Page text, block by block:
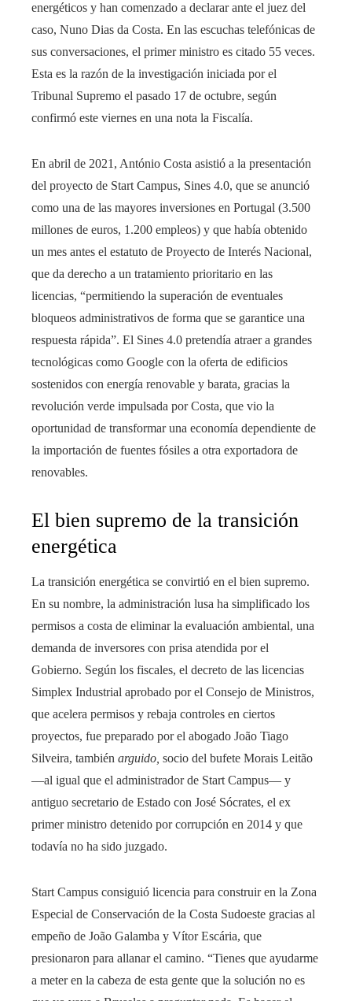
energéticos y han comenzado a declarar ante el juez del
caso, Nuno Dias da Costa. En las escuchas telefónicas de
sus conversaciones, el primer ministro es citado 55 veces.
Esta es la razón de la investigación iniciada por el
Tribunal Supremo el pasado 17 de octubre, según
confirmó este viernes en una nota la Fiscalía.
En abril de 2021, António Costa asistió a la presentación
del proyecto de Start Campus, Sines 4.0, que se anunció
como una de las mayores inversiones en Portugal (3.500
millones de euros, 1.200 empleos) y que había obtenido
un mes antes el estatuto de Proyecto de Interés Nacional,
que da derecho a un tratamiento prioritario en las
licencias, “permitiendo la superación de eventuales
bloqueos administrativos de forma que se garantice una
respuesta rápida”. El Sines 4.0 pretendía atraer a grandes
tecnológicas como Google con la oferta de edificios
sostenidos con energía renovable y barata, gracias la
revolución verde impulsada por Costa, que vio la
oportunidad de transformar una economía dependiente de
la importación de fuentes fósiles a otra exportadora de
renovables.
El bien supremo de la transición
energética
La transición energética se convirtió en el bien supremo.
En su nombre, la administración lusa ha simplificado los
permisos a costa de eliminar la evaluación ambiental, una
demanda de inversores con prisa atendida por el
Gobierno. Según los fiscales, el decreto de las licencias
Simplex Industrial aprobado por el Consejo de Ministros,
que acelera permisos y rebaja controles en ciertos
proyectos, fue preparado por el abogado João Tiago
Silveira, también arguido, socio del bufete Morais Leitão
—al igual que el administrador de Start Campus— y
antiguo secretario de Estado con José Sócrates, el ex
primer ministro detenido por corrupción en 2014 y que
todavía no ha sido juzgado.
Start Campus consiguió licencia para construir en la Zona
Especial de Conservación de la Costa Sudoeste gracias al
empeño de João Galamba y Vítor Escária, que
presionaron para allanar el camino. “Tienes que ayudarme
a meter en la cabeza de esta gente que la solución no es